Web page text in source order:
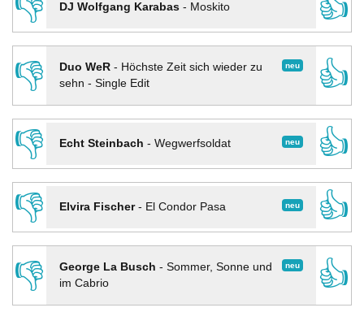
👎 DJ Wolfgang Karabas- Moskito
👍
👎
neu
Duo WeR- Höchste Zeit sich wieder zu
sehn - Single Edit
👍
👎
neu
Echt Steinbach - Wegwerfsoldat
👍
👎
neu
Elvira Fischer- El Condor Pasa
👍
👎
neu
George La Busch - Sommer, Sonne und
im Cabrio
👍